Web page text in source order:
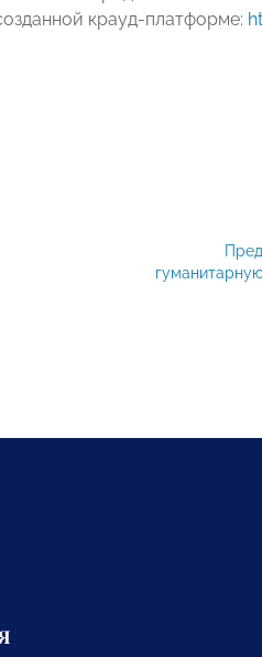
крауд-платформе: